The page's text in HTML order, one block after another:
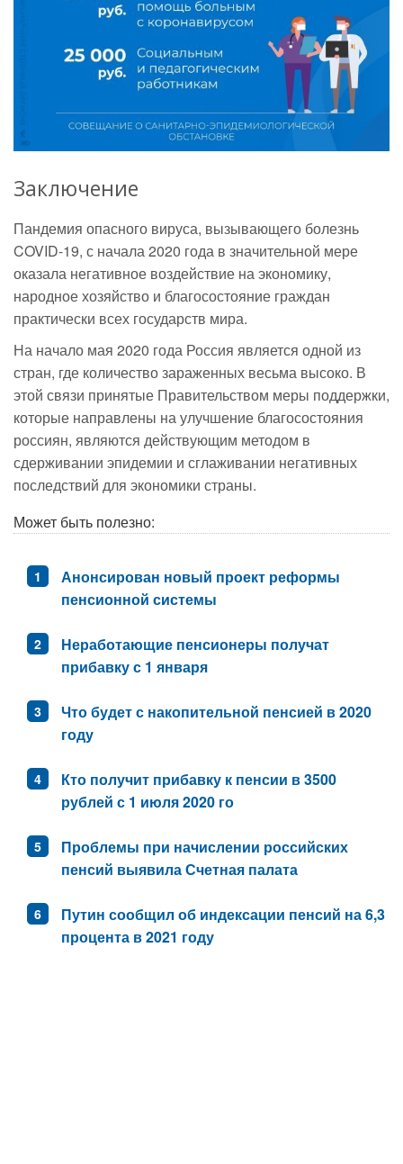
Заключение
Пандемия опасного вируса, вызывающего болезнь
COVID-19, с начала 2020 года в значительной мере
оказала негативное воздействие на экономику,
народное хозяйство и благосостояние граждан
практически всех государств мира.
На начало мая 2020 года Россия является одной из
стран, где количество зараженных весьма высоко. В
этой связи принятые Правительством меры поддержки,
которые направлены на улучшение благосостояния
россиян, являются действующим методом в
сдерживании эпидемии и сглаживании негативных
последствий для экономики страны.
Может быть полезно:
Анонсирован новый проект реформы
пенсионной системы
Неработающие пенсионеры получат
прибавку с 1 января
Что будет с накопительной пенсией в 2020
году
Кто получит прибавку к пенсии в 3500
рублей с 1 июля 2020 го
Проблемы при начислении российских
пенсий выявила Счетная палата
Путин сообщил об индексации пенсий на 6,3
процента в 2021 году